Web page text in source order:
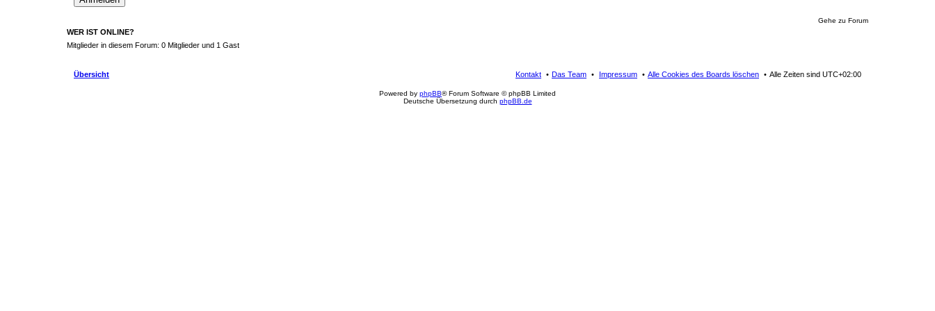
Gehe zu Forum
WER IST ONLINE?
Mitglieder in diesem Forum: 0 Mitglieder und 1 Gast
Übersicht Alle Zeiten sind UTC+02:00
Alle Cookies des Boards löschen
Impressum
Das Team
Kontakt
Powered by phpBB® Forum Software © phpBB Limited
Deutsche Übersetzung durch phpBB.de